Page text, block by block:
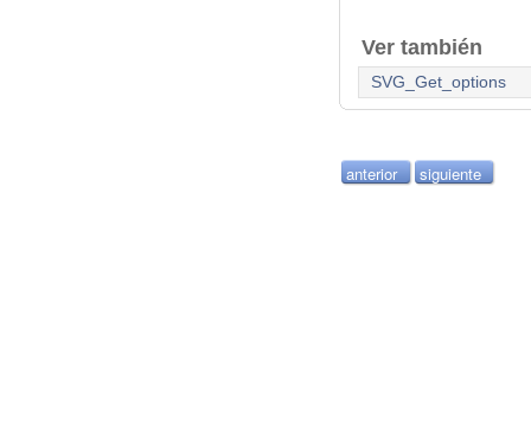
Ver también
SVG_Get_options
anterior siguiente